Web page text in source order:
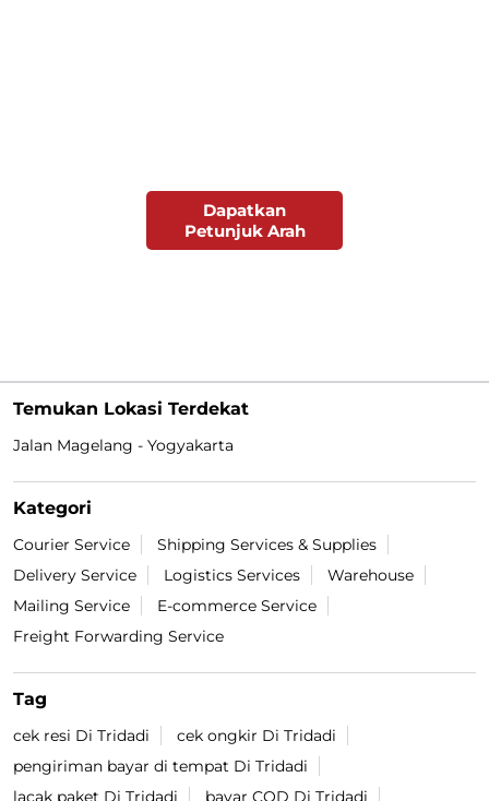
Dapatkan
Petunjuk Arah
Temukan Lokasi Terdekat
Jalan Magelang - Yogyakarta
Kategori
Courier Service
Shipping Services & Supplies
Delivery Service
Logistics Services
Warehouse
Mailing Service
E-commerce Service
Freight Forwarding Service
Tag
cek resi Di Tridadi
cek ongkir Di Tridadi
pengiriman bayar di tempat Di Tridadi
lacak paket Di Tridadi
bayar COD Di Tridadi